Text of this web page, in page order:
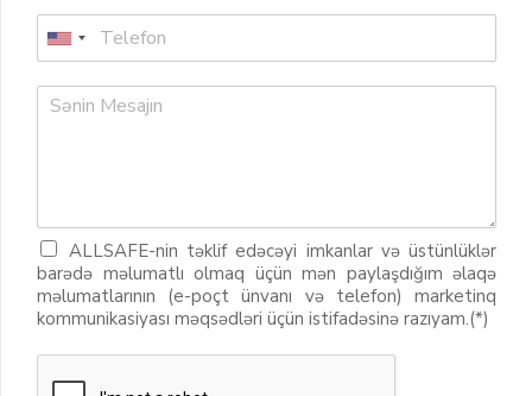
ALLSAFE-nin təklif edəcəyi imkanlar və üstünlüklər
barədə məlumatlı olmaq üçün mən paylaşdığım əlaqə
məlumatlarının (e-poçt ünvanı və telefon) marketinq
kommunikasiyası məqsədləri üçün istifadəsinə razıyam.(*)